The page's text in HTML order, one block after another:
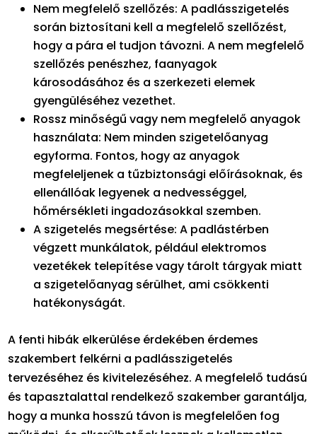
Nem megfelelő szellőzés: A padlásszigetelés
során biztosítani kell a megfelelő szellőzést,
hogy a pára el tudjon távozni. A nem megfelelő
szellőzés penészhez, faanyagok
károsodásához és a szerkezeti elemek
gyengüléséhez vezethet.
Rossz minőségű vagy nem megfelelő anyagok
használata: Nem minden szigetelőanyag
egyforma. Fontos, hogy az anyagok
megfeleljenek a tűzbiztonsági előírásoknak, és
ellenállóak legyenek a nedvességgel,
hőmérsékleti ingadozásokkal szemben.
A szigetelés megsértése: A padlástérben
végzett munkálatok, például elektromos
vezetékek telepítése vagy tárolt tárgyak miatt
a szigetelőanyag sérülhet, ami csökkenti
hatékonyságát.
A fenti hibák elkerülése érdekében érdemes
szakembert felkérni a padlásszigetelés
tervezéséhez és kivitelezéséhez. A megfelelő tudású
és tapasztalattal rendelkező szakember garantálja,
hogy a munka hosszú távon is megfelelően fog